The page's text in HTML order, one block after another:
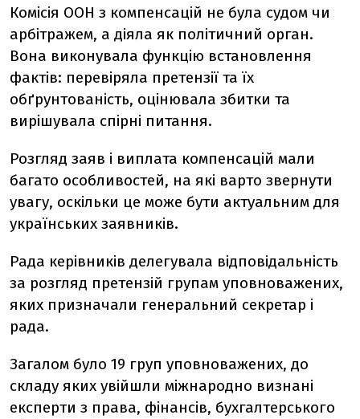
Комісія ООН з компенсацій не була судом чи
арбітражем, а діяла як політичний орган.
Вона виконувала функцію встановлення
фактів: перевіряла претензії та їх
обґрунтованість, оцінювала збитки та
вирішувала спірні питання.
Розгляд заяв і виплата компенсацій мали
багато особливостей, на які варто звернути
увагу, оскільки це може бути актуальним для
українських заявників.
Рада керівників делегувала відповідальність
за розгляд претензій групам уповноважених,
яких призначали генеральний секретар і
рада.
Загалом було 19 груп уповноважених, до
складу яких увійшли міжнародно визнані
експерти з права, фінансів, бухгалтерського